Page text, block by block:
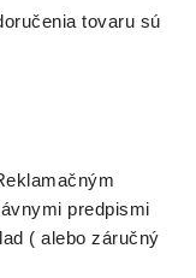
tovaru sú
predpismi
( alebo záručný